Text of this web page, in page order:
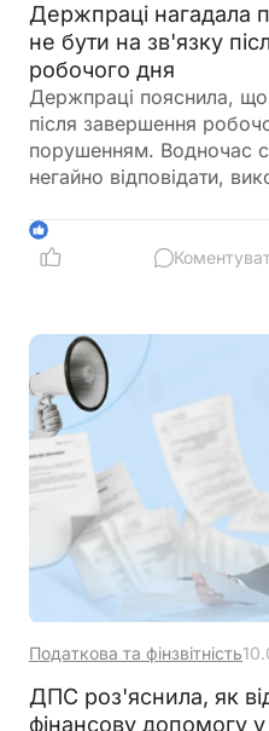
Держпраці нагадала
не бути на зв'язку
робочого дня
Держпраці пояснила,
після завершення
порушенням. Водночас
негайно відповідати,
свідчити про порушення
законодавства
1
Податкова та фінзвітність
ДПС роз'яснила, як
фінансову допомогу